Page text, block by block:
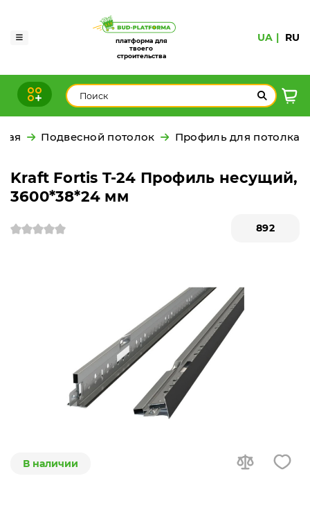
платформа для
твоего
строительства
UA RU
Подвесной потолок Профиль для потолка
Kraft Fortis T-24 Профиль несущий,
3600*38*24 мм
892
В наличии